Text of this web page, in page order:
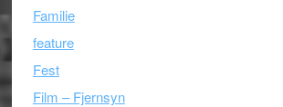
Familie
feature
Fest
Film – Fjernsyn